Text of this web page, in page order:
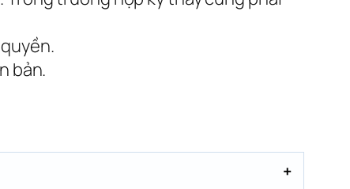
bản.